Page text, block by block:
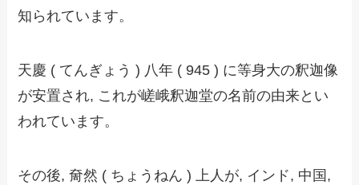
知られています。
天慶 ( てんぎょう ) 八年 ( 945 ) に等身大の釈迦像
が安置され, これが嵯峨釈迦堂の名前の由来とい
われています。
その後, 奝然 ( ちょうねん ) 上人が, インド, 中国,